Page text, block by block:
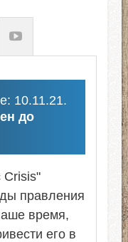
10.11.21.
до
правления
время,
его в